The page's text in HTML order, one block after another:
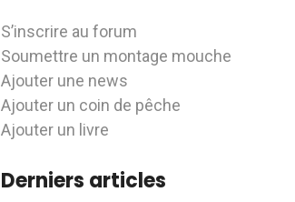
S’inscrire au forum
Soumettre un montage mouche
Ajouter une news
Ajouter un coin de pêche
Ajouter un livre
Derniers articles